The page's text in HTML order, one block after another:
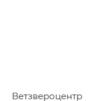
Ветзвероцентр